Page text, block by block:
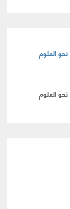
العلوم
العلوم